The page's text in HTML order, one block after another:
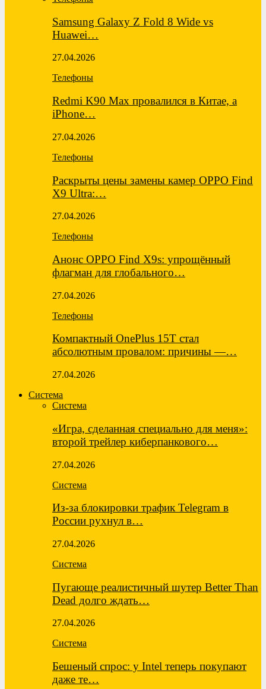
Samsung Galaxy Z Fold 8 Wide vs
Huawei…
27.04.2026
Телефоны
Redmi K90 Max провалился в Китае, а
iPhone…
27.04.2026
Телефоны
Раскрыты цены замены камер OPPO Find
X9 Ultra:…
27.04.2026
Телефоны
Анонс OPPO Find X9s: упрощённый
флагман для глобального…
27.04.2026
Телефоны
Компактный OnePlus 15T стал
абсолютным провалом: причины —…
27.04.2026
Система
Система
«Игра, сделанная специально для меня»:
второй трейлер киберпанкового…
27.04.2026
Система
Из-за блокировки трафик Telegram в
России рухнул в…
27.04.2026
Система
Пугающе реалистичный шутер Better Than
Dead долго ждать…
27.04.2026
Система
Бешеный спрос: у Intel теперь покупают
даже те…